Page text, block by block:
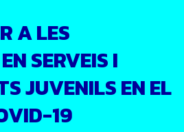
A LES
SERVEIS I
JUVENILS EN EL
19